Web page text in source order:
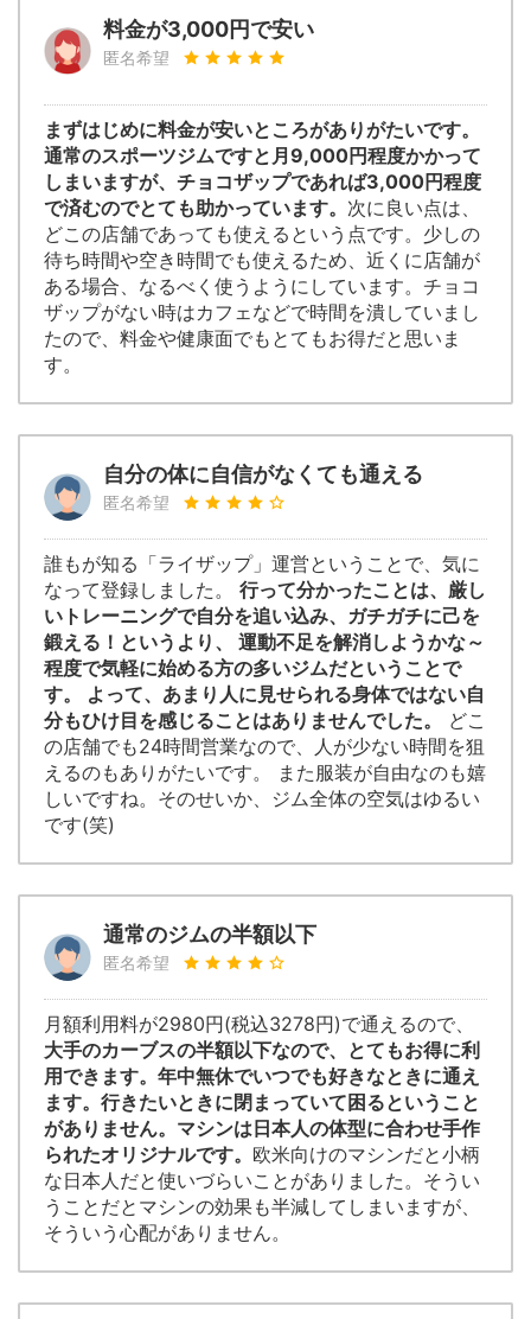
料金が3,000円で安い
匿名希望
まずはじめに料金が安いところがありがたいです。
通常のスポーツジムですと月9,000円程度かかって
しまいますが、チョコザップであれば3,000円程度
で済むのでとても助かっています。 次に良い点は、
どこの店舗であっても使えるという点です。少しの
待ち時間や空き時間でも使えるため、近くに店舗が
ある場合、なるべく使うようにしています。チョコ
ザップがない時はカフェなどで時間を潰していまし
たので、料金や健康面でもとてもお得だと思いま
す。
自分の体に自信がなくても通える
匿名希望
誰もが知る「ライザップ」運営ということで、気に
なって登録しました。 行って分かったことは、厳し
いトレーニングで自分を追い込み、ガチガチに己を
鍛える！というより、 運動不足を解消しようかな～
程度で気軽に始める方の多いジムだということで
す。 よって、あまり人に見せられる身体ではない自
分もひけ目を感じることはありませんでした。
どこ
の店舗でも24時間営業なので、人が少ない時間を狙
えるのもありがたいです。 また服装が自由なのも嬉
しいですね。そのせいか、ジム全体の空気はゆるい
です(笑)
通常のジムの半額以下
匿名希望
月額利用料が2980円(税込3278円)で通えるので、
大手のカーブスの半額以下なので、とてもお得に利
用できます。年中無休でいつでも好きなときに通え
ます。行きたいときに閉まっていて困るということ
がありません。マシンは日本人の体型に合わせ手作
られたオリジナルです。 欧米向けのマシンだと小柄
な日本人だと使いづらいことがありました。そうい
うことだとマシンの効果も半減してしまいますが、
そういう心配がありません。